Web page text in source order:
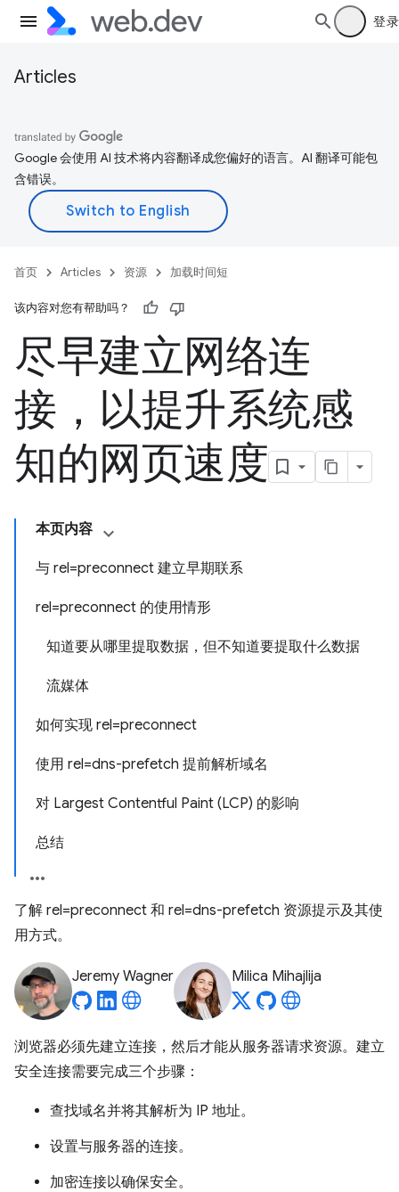
登录
Articles
Google 会使用 AI 技术将内容翻译成您偏好的语言。AI 翻译可能包
含错误。
首页 Articles 资源 加载时间短
该内容对您有帮助吗？
尽早建立网络连
接，以提升系统感
知的网页速度
本页内容
与 rel=preconnect 建立早期联系
rel=preconnect 的使用情形
知道要从哪里提取数据，但不知道要提取什么数据
流媒体
如何实现 rel=preconnect
使用 rel=dns-prefetch 提前解析域名
对 Largest Contentful Paint (LCP) 的影响
总结
了解 rel=preconnect 和 rel=dns-prefetch 资源提示及其使
用方式。
Jeremy Wagner Milica Mihajlija
浏览器必须先建立连接，然后才能从服务器请求资源。建立
安全连接需要完成三个步骤：
查找域名并将其解析为 IP 地址。
设置与服务器的连接。
加密连接以确保安全。